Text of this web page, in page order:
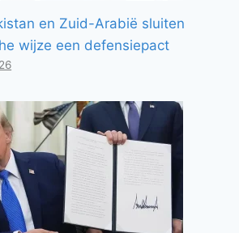
en Zuid-Arabië sluiten
wijze een defensiepact